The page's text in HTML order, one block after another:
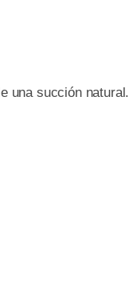
una succión natural.